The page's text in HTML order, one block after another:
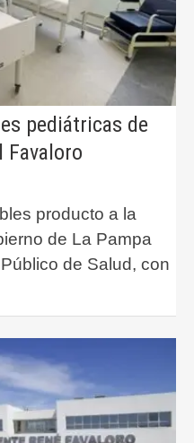
pediátricas de
Favaloro
producto a la
de La Pampa
de Salud, con